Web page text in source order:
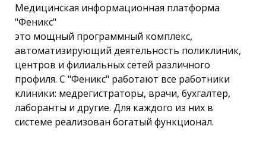
Медицинская информационная платформа
"Феникс"
это мощный программный комплекс,
автоматизирующий деятельность поликлиник,
центров и филиальных сетей различного
профиля. С "Феникс" работают все работники
клиники: медрегистраторы, врачи, бухгалтер,
лаборанты и другие. Для каждого из них в
системе реализован богатый функционал.